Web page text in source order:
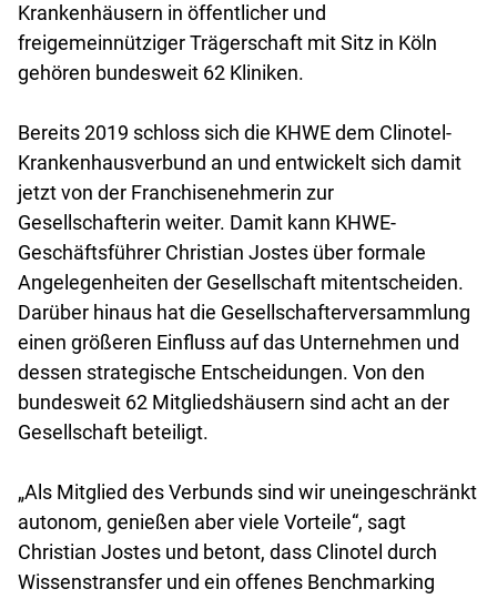
Krankenhäusern in öffentlicher und
freigemeinnütziger Trägerschaft mit Sitz in Köln
gehören bundesweit 62 Kliniken.
Bereits 2019 schloss sich die KHWE dem Clinotel-
Krankenhausverbund an und entwickelt sich damit
jetzt von der Franchisenehmerin zur
Gesellschafterin weiter. Damit kann KHWE-
Geschäftsführer Christian Jostes über formale
Angelegenheiten der Gesellschaft mitentscheiden.
Darüber hinaus hat die Gesellschafterversammlung
einen größeren Einfluss auf das Unternehmen und
dessen strategische Entscheidungen. Von den
bundesweit 62 Mitgliedshäusern sind acht an der
Gesellschaft beteiligt.
„Als Mitglied des Verbunds sind wir uneingeschränkt
autonom, genießen aber viele Vorteile“, sagt
Christian Jostes und betont, dass Clinotel durch
Wissenstransfer und ein offenes Benchmarking